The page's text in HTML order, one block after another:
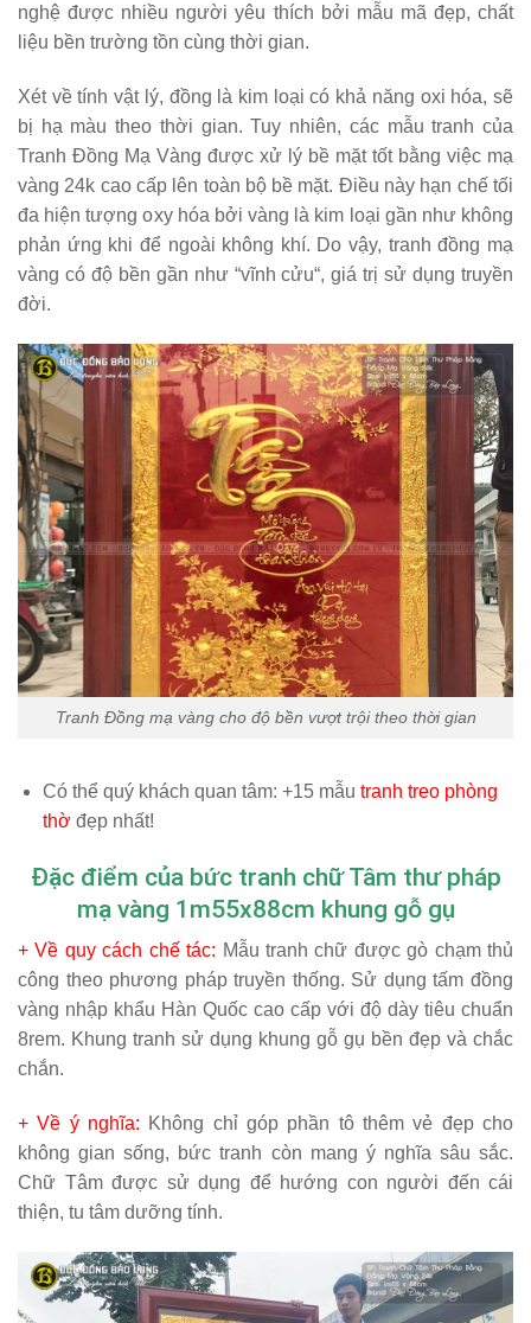
nghệ được nhiều người yêu thích bởi mẫu mã đẹp, chất
liệu bền trường tồn cùng thời gian.
Xét về tính vật lý, đồng là kim loại có khả năng oxi hóa, sẽ
bị hạ màu theo thời gian. Tuy nhiên, các mẫu tranh của
Tranh Đồng Mạ Vàng được xử lý bề mặt tốt bằng việc mạ
vàng 24k cao cấp lên toàn bộ bề mặt. Điều này hạn chế tối
đa hiện tượng oxy hóa bởi vàng là kim loại gần như không
phản ứng khi để ngoài không khí. Do vậy, tranh đồng mạ
vàng có độ bền gần như “vĩnh cửu“, giá trị sử dụng truyền
đời.
Tranh Đồng mạ vàng cho độ bền vượt trội theo thời gian
Có thể quý khách quan tâm: +15 mẫu tranh treo phòng
thờ đẹp nhất!
Đặc điểm của bức tranh chữ Tâm thư pháp
mạ vàng 1m55x88cm khung gỗ gụ
+ Về quy cách chế tác: Mẫu tranh chữ được gò chạm thủ
công theo phương pháp truyền thống. Sử dụng tấm đồng
vàng nhập khẩu Hàn Quốc cao cấp với độ dày tiêu chuẩn
8rem. Khung tranh sử dụng khung gỗ gụ bền đẹp và chắc
chắn.
+ Về ý nghĩa: Không chỉ góp phần tô thêm vẻ đẹp cho
không gian sống, bức tranh còn mang ý nghĩa sâu sắc.
Chữ Tâm được sử dụng để hướng con người đến cái
thiện, tu tâm dưỡng tính.